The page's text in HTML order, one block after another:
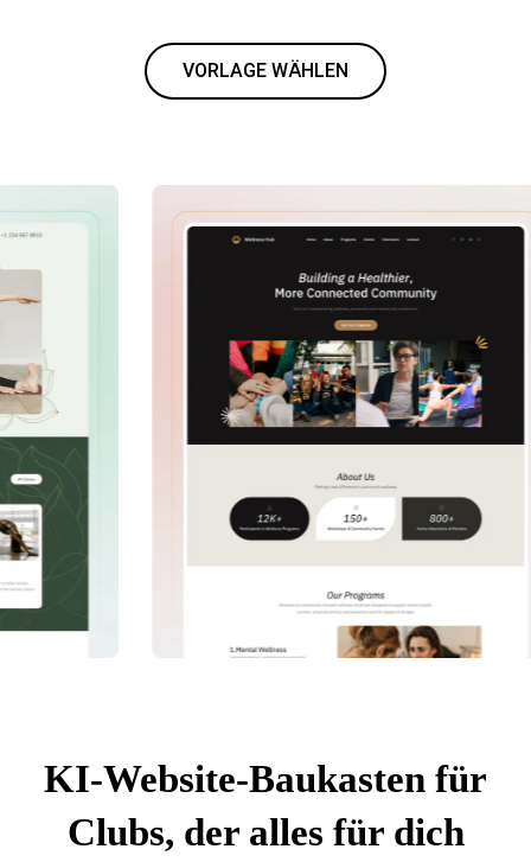
VORLAGE WÄHLEN
KI-Website-Baukasten für
Clubs, der alles für dich